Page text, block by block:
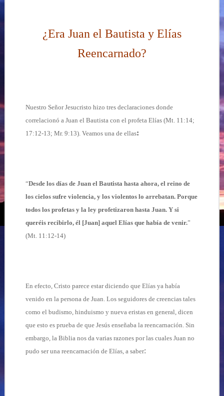
¿Era Juan el Bautista y Elías
Reencarnado?
Nuestro Señor Jesucristo hizo tres declaraciones donde
correlacionó a Juan el Bautista con el profeta Elías (Mt. 11:14;
17:12-13; Mr. 9:13). Veamos una de ellas:
“Desde los días de Juan el Bautista hasta ahora, el reino de
los cielos sufre violencia, y los violentos lo arrebatan. Porque
todos los profetas y la ley profetizaron hasta Juan. Y si
queréis recibirlo, él [Juan] aquel Elías que había de venir.”
(Mt. 11:12-14)
En efecto, Cristo parece estar diciendo que Elías ya había
venido en la persona de Juan. Los seguidores de creencias tales
como el budismo, hinduismo y nueva eristas en general, dicen
que esto es prueba de que Jesús enseñaba la reencarnación. Sin
embargo, la Biblia nos da varias razones por las cuales Juan no
pudo ser una reencarnación de Elías, a saber: